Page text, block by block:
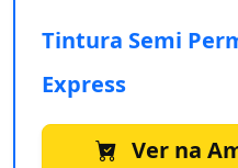
Tintura Semi
Express
Ver na